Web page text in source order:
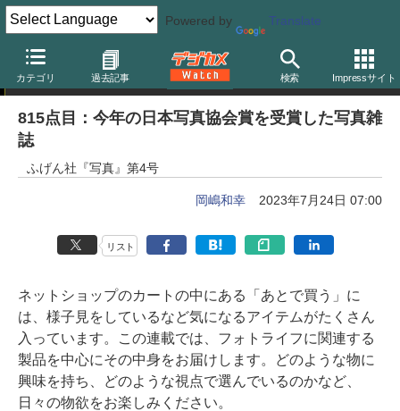
Powered by Translate
カテゴリ 過去記事 検索 Impressサイト
岡嶋和幸の「あとで買う」
815点目：今年の日本写真協会賞を受賞した写真雑
誌
ふげん社『写真』第4号
岡嶋和幸 2023年7月24日 07:00
リスト
ネットショップのカートの中にある「あとで買う」に
は、様子見をしているなど気になるアイテムがたくさん
入っています。この連載では、フォトライフに関連する
製品を中心にその中身をお届けします。どのような物に
興味を持ち、どのような視点で選んでいるのかなど、
日々の物欲をお楽しみください。